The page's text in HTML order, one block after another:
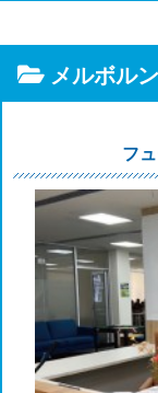
メルボルン
フ